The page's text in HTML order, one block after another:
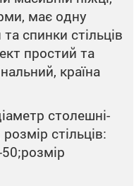
має одну
спинки стільців
простий та
країна
столешні-
стільців: